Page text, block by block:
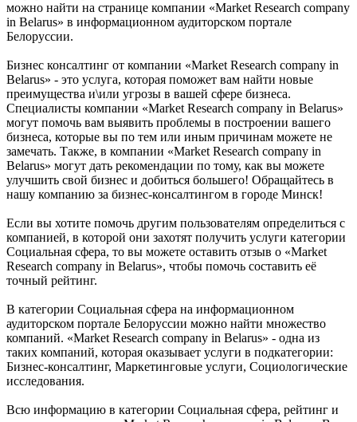
можно найти на странице компании «Market Research company
in Belarus» в информационном аудиторском портале
Белоруссии.
Бизнес консалтинг от компании «Market Research company in
Belarus» - это услуга, которая поможет вам найти новые
преимущества и\или угрозы в вашей сфере бизнеса.
Специалисты компании «Market Research company in Belarus»
могут помочь вам выявить проблемы в построении вашего
бизнеса, которые вы по тем или иным причинам можете не
замечать. Также, в компании «Market Research company in
Belarus» могут дать рекомендации по тому, как вы можете
улучшить свой бизнес и добиться большего! Обращайтесь в
нашу компанию за бизнес-консалтингом в городе Минск!
Если вы хотите помочь другим пользователям определиться с
компанией, в которой они захотят получить услуги категории
Социальная сфера, то вы можете оставить отзыв о «Market
Research company in Belarus», чтобы помочь составить её
точный рейтинг.
В категории Социальная сфера на информационном
аудиторском портале Белоруссии можно найти множество
компаний. «Market Research company in Belarus» - одна из
таких компаний, которая оказывает услуги в подкатегории:
Бизнес-консалтинг, Маркетинговые услуги, Социологические
исследования.
Всю информацию в категории Социальная сфера, рейтинг и